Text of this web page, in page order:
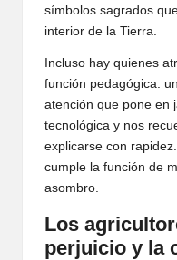
símbolos sagrados
interior de la Tierra.
Incluso hay quienes
función pedagógica:
atención que pone en
tecnológica y nos
explicarse con
cumple la función de
asombro.
Los
perjuicio y la